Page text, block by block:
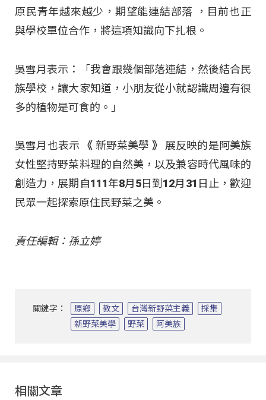
原民青年越來越少，期望能連結部落 ，目前也正
與學校單位合作，將這項知識向下扎根。
吳雪月表示：「我會跟幾個部落連結，然後結合民
族學校，讓大家知道，小朋友從小就認識周邊有很
多的植物是可食的。」
吳雪月也表示 《 新野菜美學 》
展反映的是阿美族
女性堅持野菜料理的自然美，以及兼容時代風味的
創造力，展期自111年8月5日到12月31日止，歡迎
民眾一起探索原住民野菜之美。
責任編輯：孫立婷
關鍵字： 原鄉 教文 台灣新野菜主義
採集
新野菜美學
野菜 阿美族
相關文章